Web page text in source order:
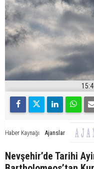
Haber Kaynağı Ajanslar
Nevşehir’de Tarihi